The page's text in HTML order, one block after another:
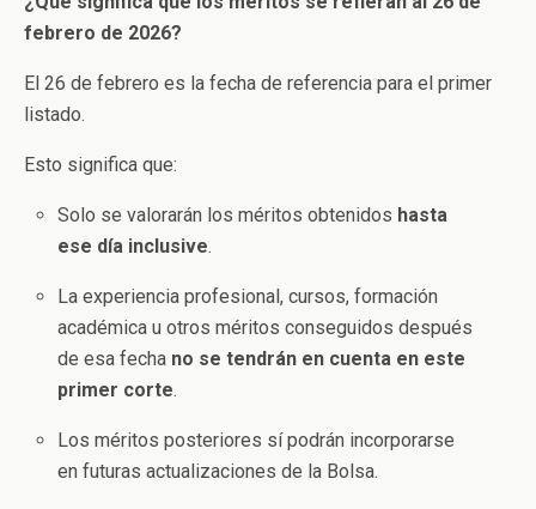
febrero de 2026?
El 26 de febrero es la fecha de referencia para el primer
listado.
Esto significa que:
Solo se valorarán los méritos obtenidos hasta
ese día inclusive.
La experiencia profesional, cursos, formación
académica u otros méritos conseguidos después
de esa fecha no se tendrán en cuenta en este
primer corte.
Los méritos posteriores sí podrán incorporarse
en futuras actualizaciones de la Bolsa.